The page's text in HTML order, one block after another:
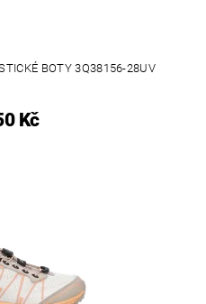
BOTY 3Q38156-28UV
Kč